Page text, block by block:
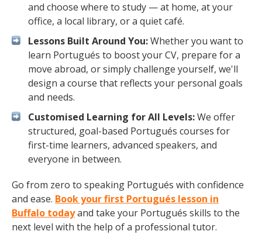
and choose where to study — at home, at your
office, a local library, or a quiet café.
Lessons Built Around You:Whether you want to
learn Portugués to boost your CV, prepare for a
move abroad, or simply challenge yourself, we'll
design a course that reflects your personal goals
and needs.
Customised Learning for All Levels:We offer
structured, goal-based Portugués courses for
first-time learners, advanced speakers, and
everyone in between.
Go from zero to speaking Portugués with confidence
and ease. Book your first Portugués lesson in
Buffalo todayand take your Portugués skills to the
next level with the help of a professional tutor.